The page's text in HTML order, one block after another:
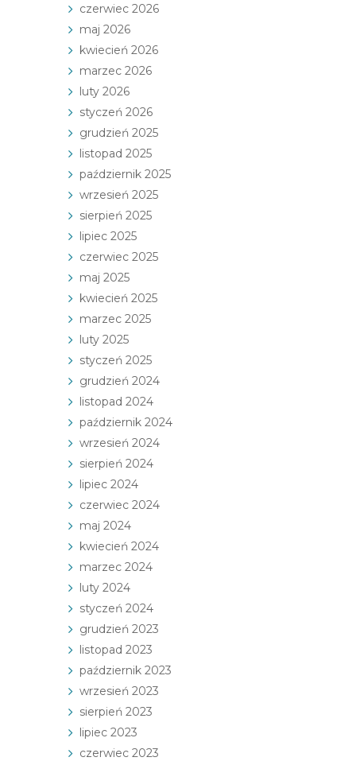
czerwiec 2026
maj 2026
kwiecień 2026
marzec 2026
luty 2026
styczeń 2026
grudzień 2025
listopad 2025
październik 2025
wrzesień 2025
sierpień 2025
lipiec 2025
czerwiec 2025
maj 2025
kwiecień 2025
marzec 2025
luty 2025
styczeń 2025
grudzień 2024
listopad 2024
październik 2024
wrzesień 2024
sierpień 2024
lipiec 2024
czerwiec 2024
maj 2024
kwiecień 2024
marzec 2024
luty 2024
styczeń 2024
grudzień 2023
listopad 2023
październik 2023
wrzesień 2023
sierpień 2023
lipiec 2023
czerwiec 2023